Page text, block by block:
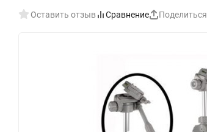
Оставить отзыв Сравнение Поделиться